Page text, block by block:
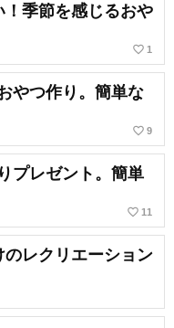
！季節を感じるおや
favorite_border 1
やつ作り。簡単な
favorite_border 9
プレゼント。簡単
favorite_border 11
のレクリエーション